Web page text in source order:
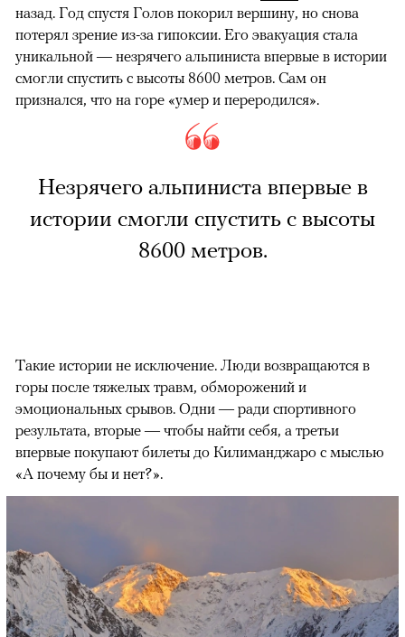
назад. Год спустя Голов покорил вершину, но снова
потерял зрение из-за гипоксии. Его эвакуация стала
уникальной — незрячего альпиниста впервые в истории
смогли спустить с высоты 8600 метров. Сам он
признался, что на горе «умер и переродился».
Незрячего альпиниста впервые в
истории смогли спустить с высоты
8600 метров.
Такие истории не исключение. Люди возвращаются в
горы после тяжелых травм, обморожений и
эмоциональных срывов. Одни — ради спортивного
результата, вторые — чтобы найти себя, а третьи
впервые покупают билеты до Килиманджаро с мыслью
«А почему бы и нет?».